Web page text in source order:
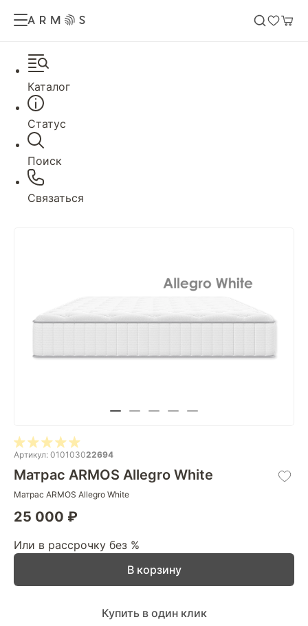
Каталог
Статус
Поиск
Связаться
Артикул: 010103022694
Матрас ARMOS Allegro White
Матрас ARMOS Allegro White
25 000 ₽
Или в рассрочку без %
В корзину
Купить в один клик